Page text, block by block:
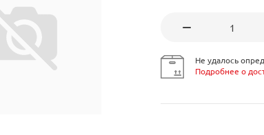
Не удалось
Подробнее о